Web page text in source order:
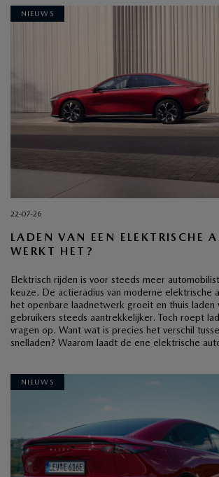
NIEUWS
22-07-26
LADEN VAN EEN ELEKTRISCHE
WERKT HET?
Elektrisch rijden is voor steeds meer
keuze. De actieradius van moderne elektrische
het openbare laadnetwerk groeit en thuis laden
gebruikers steeds aantrekkelijker. Toch roept
vragen op. Want wat is precies het verschil
snelladen? Waarom laadt de ene elektrische
NIEUWS